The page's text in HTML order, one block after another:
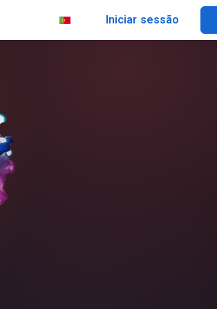
Iniciar sessão